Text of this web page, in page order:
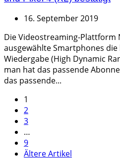
16. September 2019
Die Videostreaming-Plattform
ausgewählte Smartphones
Wiedergabe (High Dynamic
man hat das passende
das passende...
Seitennummerierung
der
Beiträge
1
2
3
…
9
Ältere Artikel